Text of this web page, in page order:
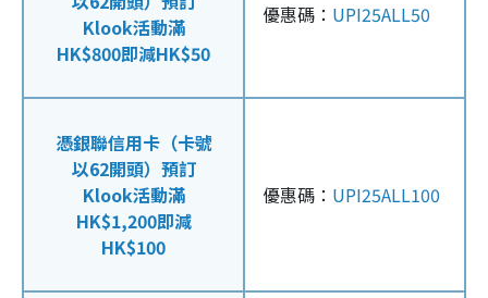
Klook活動滿
HK$800即減HK$50
優惠碼： UPI25ALL50
憑銀聯信用卡（卡號
以62開頭）預訂
Klook活動滿
HK$1,200即減
HK$100
優惠碼： UPI25ALL100